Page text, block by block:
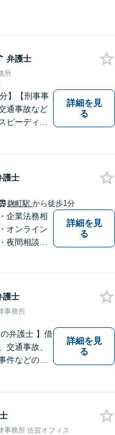
弁護士
所
】【刑事事
通事故など
ピーディで
共に考えま
ご相談くだ
シー完備】
詳細を見
る
護士
麹町駅 から徒歩1分
企業法務相
オンライン
夜間相談
詳細を見
る
護士
事務所
の弁護士 】借
交通事故、
件などのご
スを提供い
詳細を見
る
事務所 佐賀オフィス